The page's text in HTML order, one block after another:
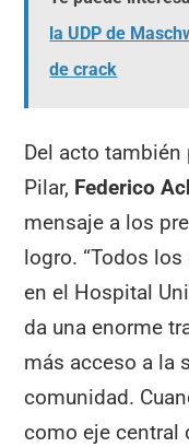
la UDP de
de crack
Del acto
Pilar, Federico
mensaje a los
logro. “Todos
en el Hospital
da una enorme
más acceso a la
comunidad.
como eje central